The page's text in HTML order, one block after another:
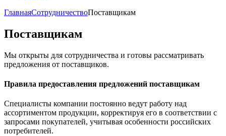
ГлавнаяСотрудничествоПоставщикам
Поставщикам
Мы открыты для сотрудничества и готовы рассматривать
предложения от поставщиков.
Правила предоставления предложений поставщикам
Специалисты компании постоянно ведут работу над
ассортиментом продукции, корректируя его в соответствии с
запросами покупателей, учитывая особенности российских
потребителей.